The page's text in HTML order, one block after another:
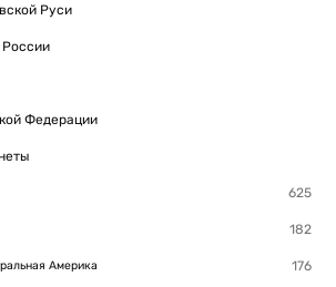
Руси
Федерации
Америка